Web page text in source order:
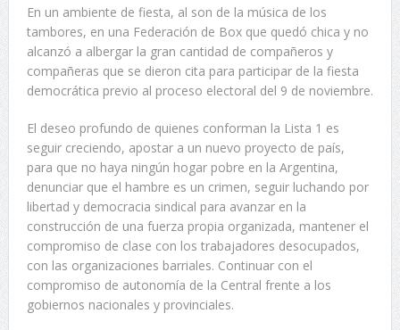
En un ambiente de fiesta, al son de la música de los
tambores, en una Federación de Box que quedó chica y no
alcanzó a albergar la gran cantidad de compañeros y
compañeras que se dieron cita para participar de la fiesta
democrática previo al proceso electoral del 9 de noviembre.
El deseo profundo de quienes conforman la Lista 1 es
seguir creciendo, apostar a un nuevo proyecto de país,
para que no haya ningún hogar pobre en la Argentina,
denunciar que el hambre es un crimen, seguir luchando por
libertad y democracia sindical para avanzar en la
construcción de una fuerza propia organizada, mantener el
compromiso de clase con los trabajadores desocupados,
con las organizaciones barriales. Continuar con el
compromiso de autonomía de la Central frente a los
gobiernos nacionales y provinciales.